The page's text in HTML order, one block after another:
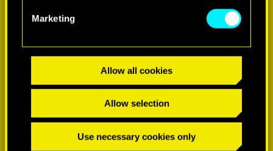
Marketing
Allow all cookies
Allow selection
Use necessary cookies only
MÁS INFORMACIÓN